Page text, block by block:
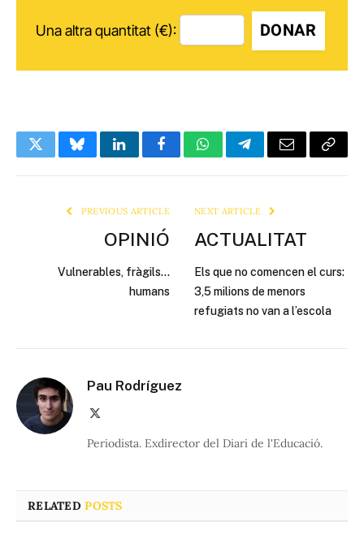
Una altra quantitat (€): DONAR
TwitterBlueskyLinkedInFacebookWhatsAppTelegramEmail Copy
PREVIOUS ARTICLE
OPINIÓ
Vulnerables, fràgils…
humans
NEXT ARTICLE
ACTUALITAT
Els que no comencen el curs:
3,5 milions de menors
refugiats no van a l’escola
Pau Rodríguez
Periodista. Exdirector del Diari de l'Educació.
RELATEDPOSTS